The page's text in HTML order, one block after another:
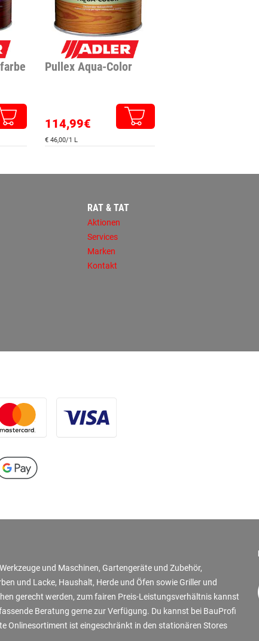
Pullex Aqua-Color
114,99€
€ 46,00/1 L
RAT & TAT
Aktionen
Services
Marken
Kontakt
und Maschinen, Gartengeräte und Zubehör,
und Lacke, Haushalt, Herde und Öfen sowie Griller und
gerecht werden, zum fairen Preis-Leistungsverhältnis kannst
Beratung gerne zur Verfügung. Du kannst bei BauProfi
Onlinesortiment ist eingeschränkt in den stationären Stores